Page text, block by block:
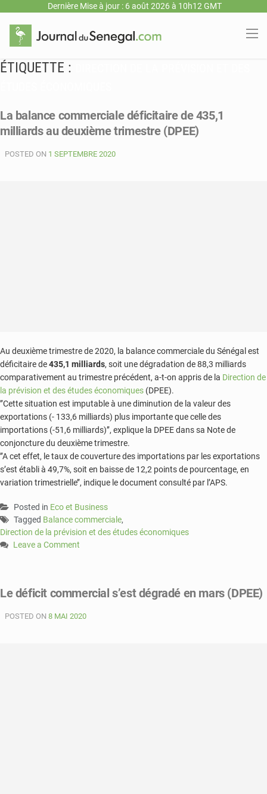
Dernière Mise à jour : 6 août 2026 à 10h12 GMT
ÉTIQUETTE :
La balance commerciale déficitaire de 435,1
milliards au deuxième trimestre (DPEE)
POSTED ON 1 SEPTEMBRE 2020
Au deuxième trimestre de 2020, la balance commerciale du Sénégal est
déficitaire de435,1 milliards, soit une dégradation de 88,3 milliards
comparativement au trimestre précédent, a-t-on appris de la Direction de
la prévision et des études économiques (DPEE).
’’Cette situation est imputable à une diminution de la valeur des
exportations (- 133,6 milliards) plus importante que celle des
importations (-51,6 milliards)’’, explique la DPEE dans sa Note de
conjoncture du deuxième trimestre.
’’A cet effet, le taux de couverture des importations par les exportations
s’est établi à 49,7%, soit en baisse de 12,2 points de pourcentage, en
variation trimestrielle’’, indique le document consulté par l’APS.
Posted in Eco et Business
Tagged Balance commerciale,
Direction de la prévision et des études économiques
Leave a Comment
commerciale
de
Le déficit commercial s’est dégradé en mars (DPEE)
POSTED ON 8 MAI 2020